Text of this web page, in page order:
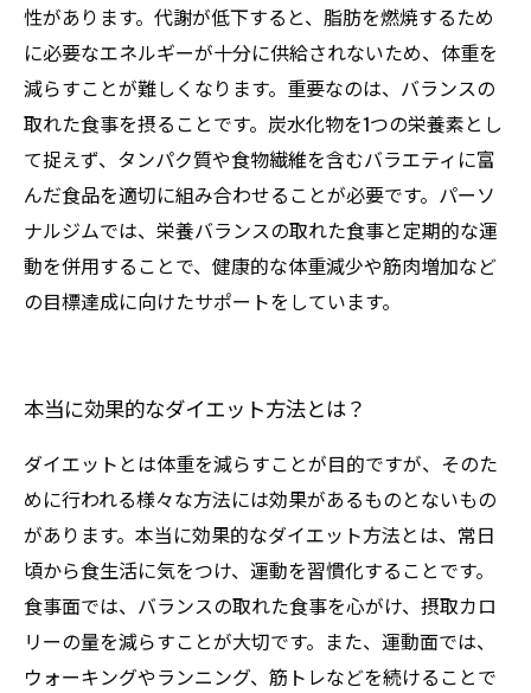
性があります。代謝が低下すると、脂肪を燃焼するため
に必要なエネルギーが十分に供給されないため、体重を
減らすことが難しくなります。重要なのは、バランスの
取れた食事を摂ることです。炭水化物を1つの栄養素とし
て捉えず、タンパク質や食物繊維を含むバラエティに富
んだ食品を適切に組み合わせることが必要です。パーソ
ナルジムでは、栄養バランスの取れた食事と定期的な運
動を併用することで、健康的な体重減少や筋肉増加など
の目標達成に向けたサポートをしています。
本当に効果的なダイエット方法とは？
ダイエットとは体重を減らすことが目的ですが、そのた
めに行われる様々な方法には効果があるものとないもの
があります。本当に効果的なダイエット方法とは、常日
頃から食生活に気をつけ、運動を習慣化することです。
食事面では、バランスの取れた食事を心がけ、摂取カロ
リーの量を減らすことが大切です。また、運動面では、
ウォーキングやランニング、筋トレなどを続けることで